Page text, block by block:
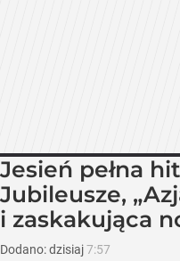
Jesień pełna
Jubileusze,
i zaskakująca
Dodano:dzisiaj7:57